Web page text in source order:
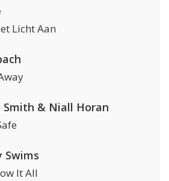
Licht Aan
Smith & Niall Horan
Swims
It All